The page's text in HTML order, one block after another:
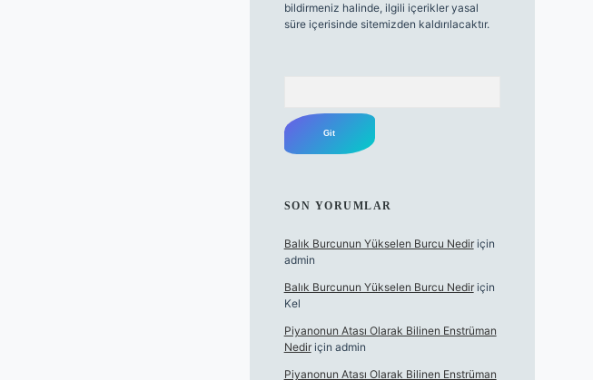
bildirmeniz halinde, ilgili içerikler yasal
süre içerisinde sitemizden kaldırılacaktır.
SON YORUMLAR
Balık Burcunun Yükselen Burcu Nediriçin
admin
Balık Burcunun Yükselen Burcu Nediriçin
Kel
Piyanonun Atası Olarak Bilinen Enstrüman
Nediriçin admin
Piyanonun Atası Olarak Bilinen Enstrüman